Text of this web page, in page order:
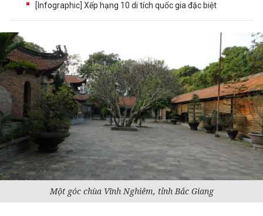
[Infographic] Xếp hạng 10 di tích quốc gia đặc biệt
Một góc chùa Vĩnh Nghiêm, tỉnh Bắc Giang